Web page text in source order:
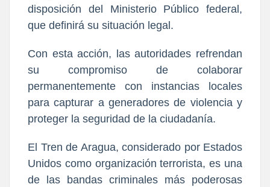
disposición del Ministerio Público federal,
que definirá su situación legal.
Con esta acción, las autoridades refrendan
su compromiso de colaborar
permanentemente con instancias locales
para capturar a generadores de violencia y
proteger la seguridad de la ciudadanía.
El Tren de Aragua, considerado por Estados
Unidos como organización terrorista, es una
de las bandas criminales más poderosas